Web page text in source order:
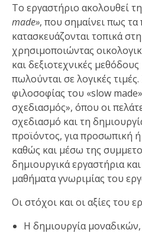
Το εργαστήριο ακολουθεί
made», που σημαίνει πως τα
κατασκευάζονται τοπικά
χρησιμοποιώντας
και δεξιοτεχνικές
πωλούνται σε λογικές
φιλοσοφίας του «slow
σχεδιασμός», όπου οι
σχεδιασμό και τη
προϊόντος, για προσωπική
καθώς και μέσω της
δημιουργικά εργαστήρια
μαθήματα γνωριμίας του
Οι στόχοι και οι αξίες του
Η δημιουργία